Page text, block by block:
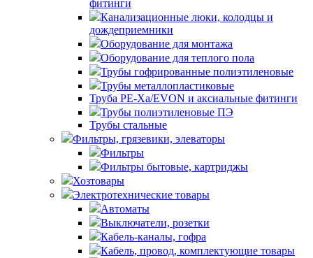
фитинги
Канализационные люки, колодцы и
дождеприемники
Оборудование для монтажа
Оборудование для теплого пола
Трубы гофрированные полиэтиленовые
Трубы металлопластиковые
Труба PE-Xa/EVON и аксиальные фитинги
Трубы полиэтиленовые ПЭ
Трубы стальные
Фильтры, грязевики, элеваторы
Фильтры
Фильтры бытовые, картриджы
Хозтовары
Электротехнические товары
Автоматы
Выключатели, розетки
Кабель-каналы, гофра
Кабель, провод, комплектующие товары